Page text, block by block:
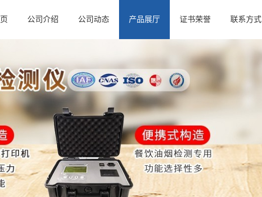
公司介绍 公司动态 产品展厅 证书荣誉 联系方式